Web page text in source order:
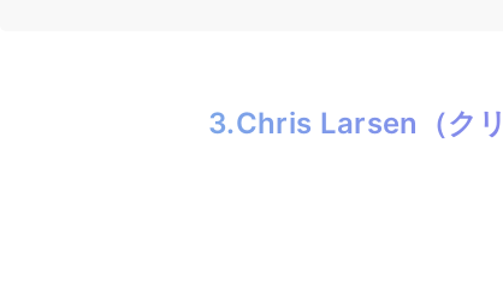
3.Chris Larsen（ク